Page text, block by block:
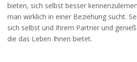
bieten, sich selbst besser
man wirklich in einer Beziehung sucht.
sich selbst und Ihrem Partner und
die das Leben Ihnen bietet.